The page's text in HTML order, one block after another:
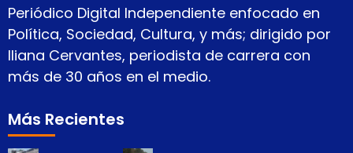
Periódico Digital Independiente enfocado en
Política, Sociedad, Cultura, y más; dirigido por
Iliana Cervantes, periodista de carrera con
más de 30 años en el medio.
Más Recientes